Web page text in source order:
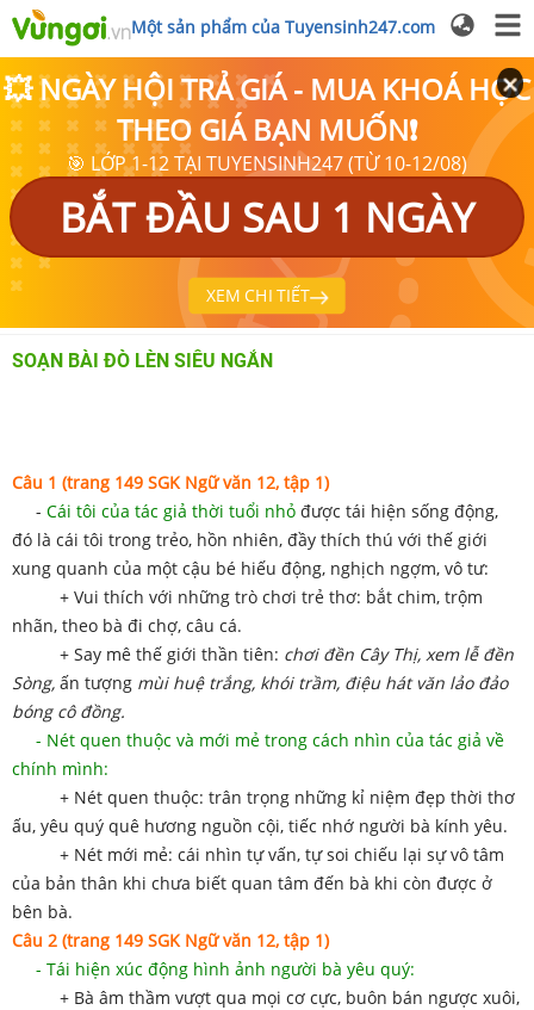
Một sản phẩm của Tuyensinh247.com
💥 NGÀY HỘI TRẢ GIÁ - MUA KHOÁ HỌC
THEO GIÁ BẠN MUỐN❗
🎯 LỚP 1-12 TẠI TUYENSINH247 (TỪ 10-12/08)
BẮT ĐẦU SAU 1 NGÀY
XEM CHI TIẾT
SOẠN BÀI ĐÒ LÈN SIÊU NGẮN
Câu 1 (trang 149 SGK Ngữ văn 12, tập 1)
- Cái tôi của tác giả thời tuổi nhỏ được tái hiện sống động,
đó là cái tôi trong trẻo, hồn nhiên, đầy thích thú với thế giới
xung quanh của một cậu bé hiếu động, nghịch ngợm, vô tư:
+ Vui thích với những trò chơi trẻ thơ: bắt chim, trộm
nhãn, theo bà đi chợ, câu cá.
+ Say mê thế giới thần tiên: chơi đền Cây Thị, xem lễ đền
Sòng, ấn tượng mùi huệ trắng, khói trầm, điệu hát văn lảo đảo
bóng cô đồng.
- Nét quen thuộc và mới mẻ trong cách nhìn của tác giả về
chính mình:
+ Nét quen thuộc: trân trọng những kỉ niệm đẹp thời thơ
ấu, yêu quý quê hương nguồn cội, tiếc nhớ người bà kính yêu.
+ Nét mới mẻ: cái nhìn tự vấn, tự soi chiếu lại sự vô tâm
của bản thân khi chưa biết quan tâm đến bà khi còn được ở
bên bà.
Câu 2 (trang 149 SGK Ngữ văn 12, tập 1)
- Tái hiện xúc động hình ảnh người bà yêu quý:
+ Bà âm thầm vượt qua mọi cơ cực, buôn bán ngược xuôi,